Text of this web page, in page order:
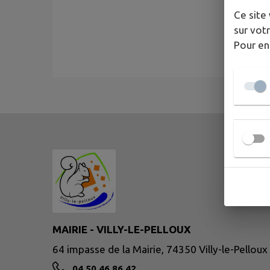
MAIRIE - VILLY-LE-PELLOUX
64 impasse de la Mairie, 74350 Villy-le-Pelloux
Ce site
sur
Pour